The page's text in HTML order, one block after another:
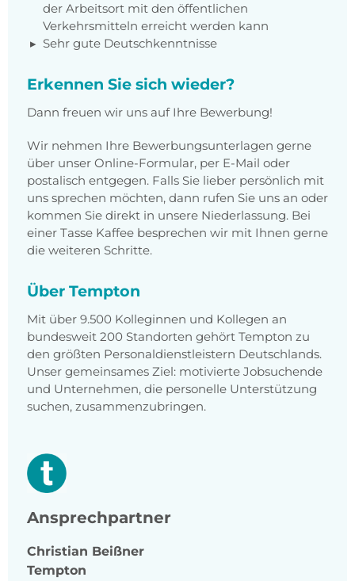
der Arbeitsort mit den öffentlichen
Verkehrsmitteln erreicht werden kann
Sehr gute Deutschkenntnisse
Erkennen Sie sich wieder?
Dann freuen wir uns auf Ihre Bewerbung!
Wir nehmen Ihre Bewerbungsunterlagen gerne
über unser Online-Formular, per E-Mail oder
postalisch entgegen. Falls Sie lieber persönlich mit
uns sprechen möchten, dann rufen Sie uns an oder
kommen Sie direkt in unsere Niederlassung. Bei
einer Tasse Kaffee besprechen wir mit Ihnen gerne
die weiteren Schritte.
Über Tempton
Mit über 9.500 Kolleginnen und Kollegen an
bundesweit 200 Standorten gehört Tempton zu
den größten Personaldienstleistern Deutschlands.
Unser gemeinsames Ziel: motivierte Jobsuchende
und Unternehmen, die personelle Unterstützung
suchen, zusammenzubringen.
Ansprechpartner
Christian Beißner
Tempton